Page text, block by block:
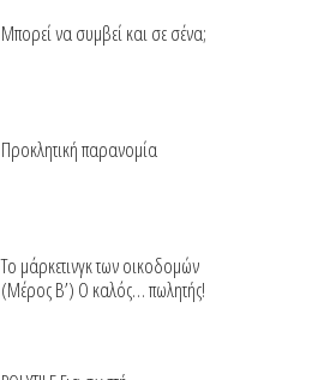
Μπορεί να συμβεί και σε σένα;
Προκλητική παρανομία
Το μάρκετινγκ των οικοδομών
(Μέρος Β’) Ο καλός… πωλητής!